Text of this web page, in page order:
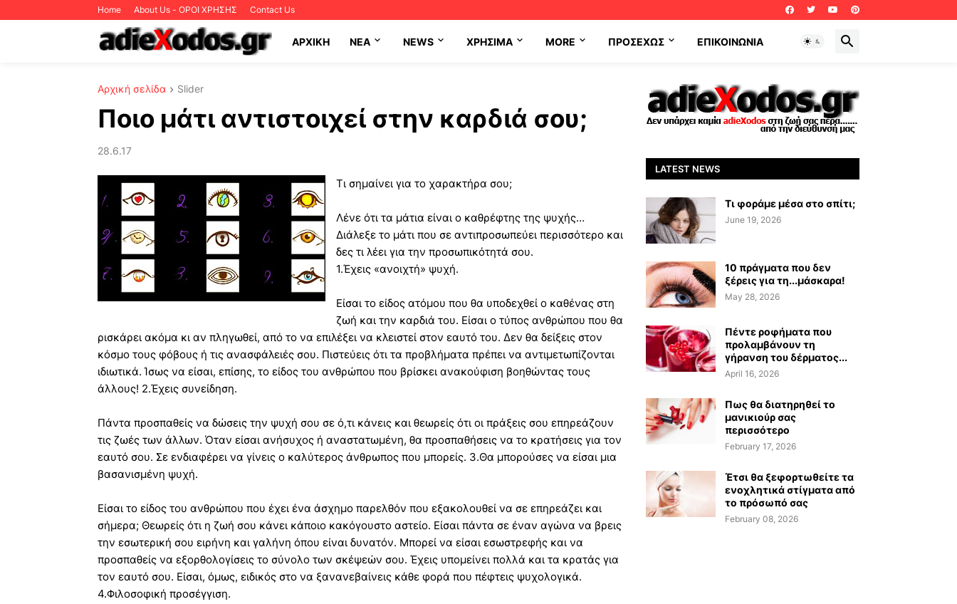
Home About Us - ΟΡΟΙ ΧΡΗΣΗΣ Contact Us
ΑΡΧΙΚΗ NEA NEWS ΧΡΉΣΙΜΑ MORE ΠΡΟΣΕΧΩΣ ΕΠΙΚΟΙΝΩΝΊΑ
Αρχική σελίδα Slider
Ποιο μάτι αντιστοιχεί στην καρδιά σου;
28.6.17
Τι σημαίνει για το χαρακτήρα σου;
Λένε ότι τα μάτια είναι ο καθρέφτης της ψυχής…
Διάλεξε το μάτι που σε αντιπροσωπεύει περισσότερο και
δες τι λέει για την προσωπικότητά σου.
1.Έχεις «ανοιχτή» ψυχή.
Είσαι το είδος ατόμου που θα υποδεχθεί ο καθένας στη
ζωή και την καρδιά του. Είσαι ο τύπος ανθρώπου που θα
ρισκάρει ακόμα κι αν πληγωθεί, από το να επιλέξει να κλειστεί στον εαυτό του. Δεν θα δείξεις στον
κόσμο τους φόβους ή τις ανασφάλειές σου. Πιστεύεις ότι τα προβλήματα πρέπει να αντιμετωπίζονται
ιδιωτικά. Ίσως να είσαι, επίσης, το είδος του ανθρώπου που βρίσκει ανακούφιση βοηθώντας τους
άλλους! 2.Έχεις συνείδηση.
Πάντα προσπαθείς να δώσεις την ψυχή σου σε ό,τι κάνεις και θεωρείς ότι οι πράξεις σου επηρεάζουν
τις ζωές των άλλων. Όταν είσαι ανήσυχος ή αναστατωμένη, θα προσπαθήσεις να το κρατήσεις για τον
εαυτό σου. Σε ενδιαφέρει να γίνεις ο καλύτερος άνθρωπος που μπορείς. 3.Θα μπορούσες να είσαι μια
βασανισμένη ψυχή.
Είσαι το είδος του ανθρώπου που έχει ένα άσχημο παρελθόν που εξακολουθεί να σε επηρεάζει και
σήμερα; Θεωρείς ότι η ζωή σου κάνει κάποιο κακόγουστο αστείο. Είσαι πάντα σε έναν αγώνα να βρεις
την εσωτερική σου ειρήνη και γαλήνη όπου είναι δυνατόν. Μπορεί να είσαι εσωστρεφής και να
προσπαθείς να εξορθολογίσεις το σύνολο των σκέψεών σου. Έχεις υπομείνει πολλά και τα κρατάς για
τον εαυτό σου. Είσαι, όμως, ειδικός στο να ξανανεβαίνεις κάθε φορά που πέφτεις ψυχολογικά.
4.Φιλοσοφική προσέγγιση.
LATEST NEWS
Τι φοράμε μέσα στο σπίτι;
June 19, 2026
10 πράγματα που δεν
ξέρεις για τη...μάσκαρα!
May 28, 2026
Πέντε ροφήματα που
προλαμβάνουν τη
γήρανση του δέρματος...
April 16, 2026
Πως θα διατηρηθεί το
μανικιούρ σας
περισσότερο
February 17, 2026
Έτσι θα ξεφορτωθείτε τα
ενοχλητικά στίγματα από
το πρόσωπό σας
February 08, 2026